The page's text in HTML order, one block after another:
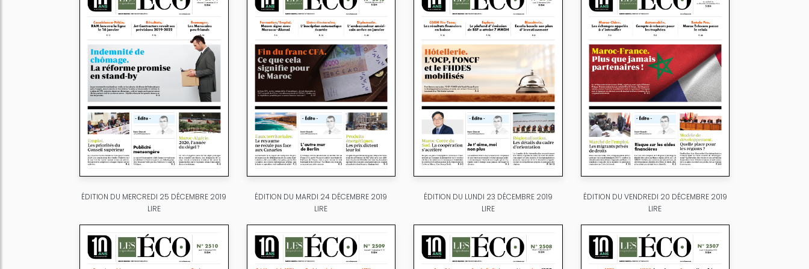
ÉDITION DU MERCREDI 25 DÉCEMBRE 2019
LIRE
ÉDITION DU MARDI 24 DÉCEMBRE 2019
LIRE
ÉDITION DU LUNDI 23 DÉCEMBRE 2019
LIRE
ÉDITION DU VENDREDI 20 DÉCEMBRE 2019
LIRE